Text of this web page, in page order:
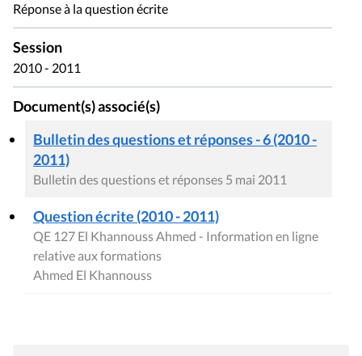
Réponse à la question écrite
Session
2010 - 2011
Document(s) associé(s)
Bulletin des questions et réponses - 6 (2010 -
2011)
Bulletin des questions et réponses 5 mai 2011
Question écrite (2010 - 2011)
QE 127 El Khannouss Ahmed - Information en ligne
relative aux formations
Ahmed El Khannouss